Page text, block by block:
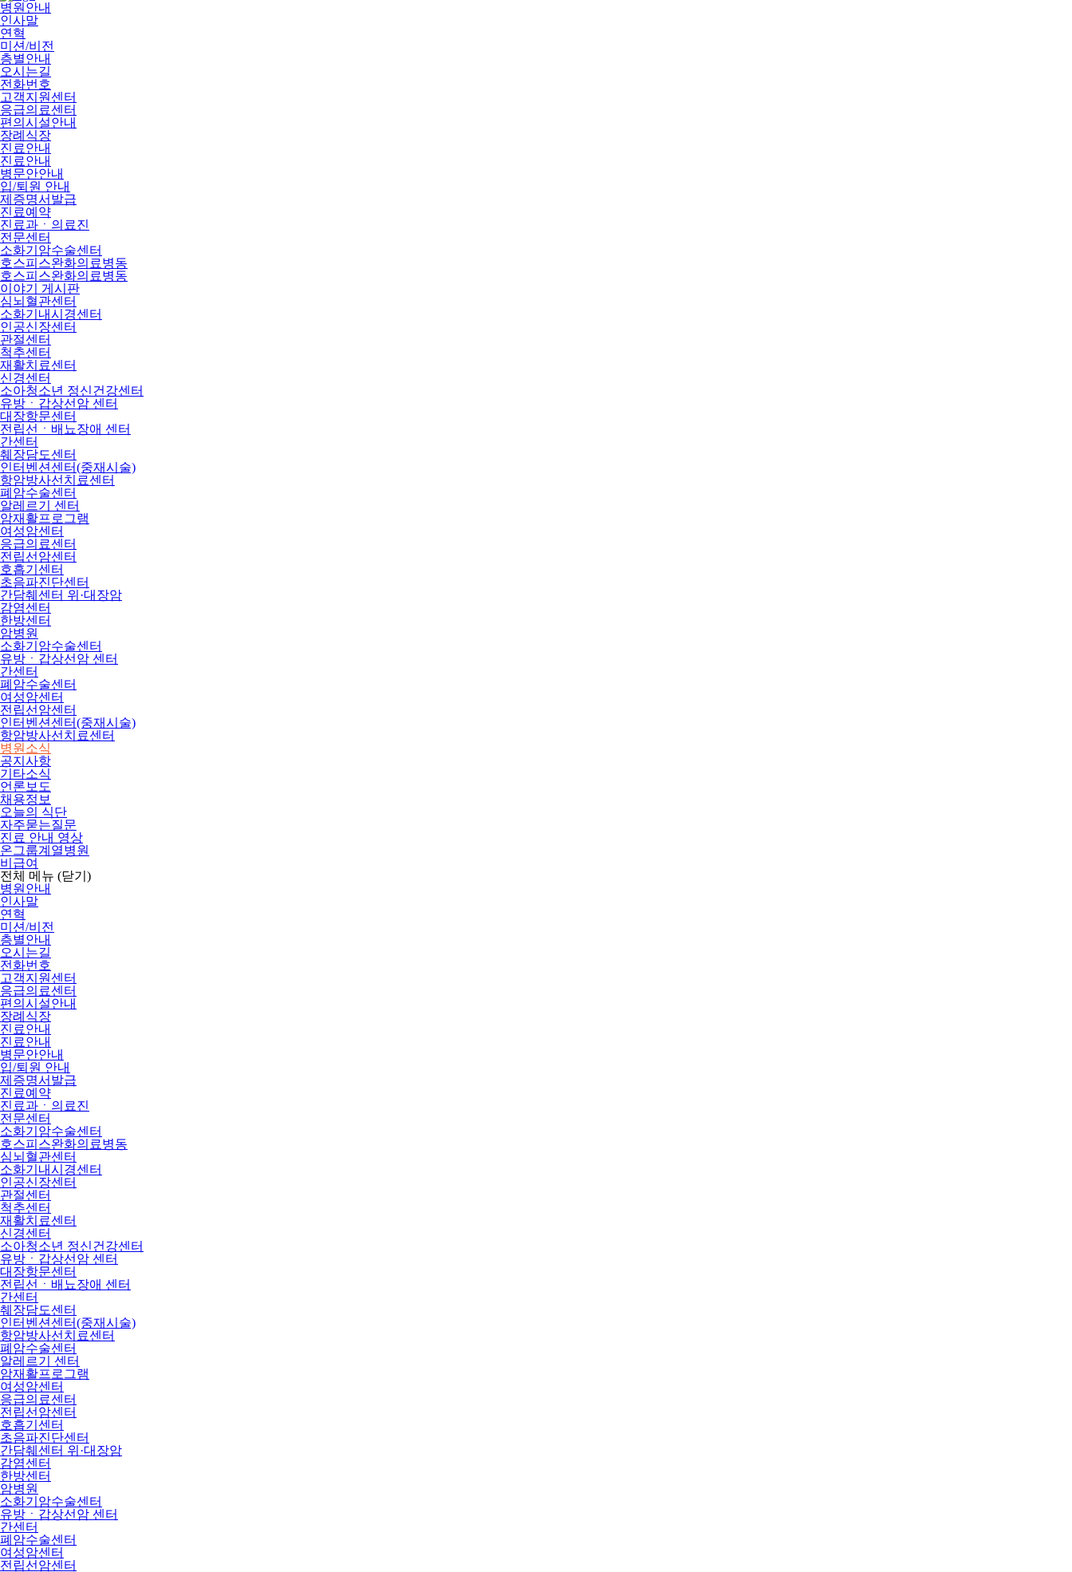
병원안내
인사말
연혁
미션/비전
층별안내
오시는길
전화번호
고객지원센터
응급의료센터
편의시설안내
장례식장
진료안내
진료안내
병문안안내
입/퇴원 안내
제증명서발급
진료예약
진료과ㆍ의료진
전문센터
소화기암수술센터
호스피스완화의료병동
호스피스완화의료병동
이야기 게시판
심뇌혈관센터
소화기내시경센터
인공신장센터
관절센터
척추센터
재활치료센터
신경센터
소아청소년 정신건강센터
유방ㆍ갑상선암 센터
대장항문센터
전립선ㆍ배뇨장애 센터
간센터
췌장담도센터
인터벤션센터(중재시술)
항암방사선치료센터
폐암수술센터
알레르기 센터
암재활프로그램
여성암센터
응급의료센터
전립선암센터
호흡기센터
초음파진단센터
간담췌센터 위·대장암
감염센터
한방센터
암병원
소화기암수술센터
유방ㆍ갑상선암 센터
간센터
폐암수술센터
여성암센터
전립선암센터
인터벤션센터(중재시술)
항암방사선치료센터
병원소식
공지사항
기타소식
언론보도
채용정보
오늘의 식단
자주묻는질문
진료 안내 영상
온그룹계열병원
비급여
전체 메뉴 (닫기)
병원안내
인사말
연혁
미션/비전
층별안내
오시는길
전화번호
고객지원센터
응급의료센터
편의시설안내
장례식장
진료안내
진료안내
병문안안내
입/퇴원 안내
제증명서발급
진료예약
진료과ㆍ의료진
전문센터
소화기암수술센터
호스피스완화의료병동
심뇌혈관센터
소화기내시경센터
인공신장센터
관절센터
척추센터
재활치료센터
신경센터
소아청소년 정신건강센터
유방ㆍ갑상선암 센터
대장항문센터
전립선ㆍ배뇨장애 센터
간센터
췌장담도센터
인터벤션센터(중재시술)
항암방사선치료센터
폐암수술센터
알레르기 센터
암재활프로그램
여성암센터
응급의료센터
전립선암센터
호흡기센터
초음파진단센터
간담췌센터 위·대장암
감염센터
한방센터
암병원
소화기암수술센터
유방ㆍ갑상선암 센터
간센터
폐암수술센터
여성암센터
전립선암센터